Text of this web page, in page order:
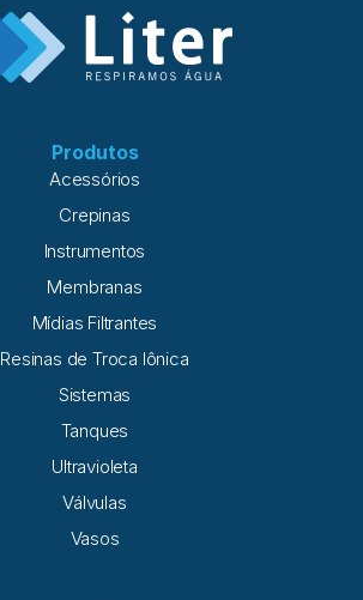
Produtos
Acessórios
Crepinas
Instrumentos
Membranas
Mídias Filtrantes
Resinas de Troca Iônica
Sistemas
Tanques
Ultravioleta
Válvulas
Vasos